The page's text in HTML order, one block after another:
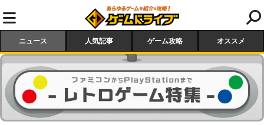
ニュース 人気記事 ゲーム攻略 オススメ